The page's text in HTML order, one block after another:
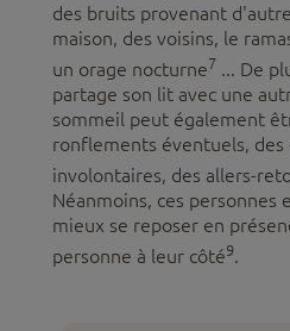
des bruits provenant
maison, des voisins, le
un orage nocturne7 ... De
partage son lit avec une
sommeil peut également
ronflements éventuels, des
involontaires, des allers-
Néanmoins, ces personnes
mieux se reposer en
personne à leur côté9.